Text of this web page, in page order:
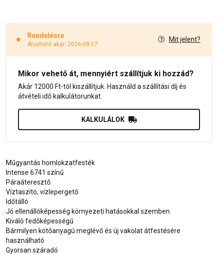
Rendelésre
Átvehető akár: 2026-08-17
Mit jelent?
Mikor vehető át, mennyiért szállítjuk ki hozzád?
Akár 12000 Ft-tól kiszállítjuk. Használd a szállítási díj és
átvételi idő kalkulátorunkat.
KALKULÁLOK
Műgyantás homlokzatfesték
Intense 6741 színű
Páraáteresztő
Víztaszító, vízlepergető
Időtálló
Jó ellenállóképesség környezeti hatásokkal szemben
Kiváló fedőképességű
Bármilyen kötőanyagú meglévő és új vakolat átfestésére
használható
Gyorsan száradó